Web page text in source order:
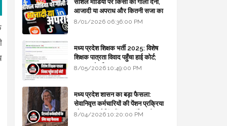
सोशल मीडिया पर किसी को गाली देना,
आजादी या अपराध और कितनी सजा का
प्रावधान - free legal advice
8/01/2026 06:36:00 PM
मध्य प्रदेश शिक्षक भर्ती 2025: विशेष
शिक्षक पात्रता विवाद पहुँचा हाई कोर्ट;
सरकार से माँगा जवाब
8/05/2026 10:49:00 PM
मध्य प्रदेश शासन का बड़ा फैसला:
सेवानिवृत्त कर्मचारियों की पेंशन प्रक्रिया
और बजट कोडिंग में हुए क्रांतिकारी
8/04/2026 10:20:00 PM